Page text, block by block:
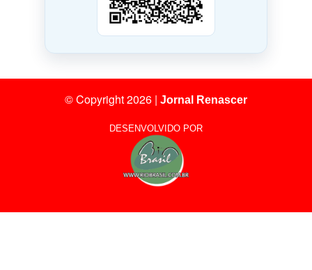
© Copyright 2026 | Jornal Renascer
DESENVOLVIDO POR